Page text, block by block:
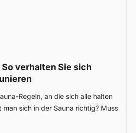
So verhalten Sie sich
Regeln, an die sich alle halten
man sich in der Sauna richtig? Muss